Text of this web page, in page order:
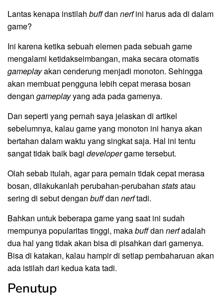
Lantas kenapa instilah buffdan nerfini harus ada di dalam
game?
Ini karena ketika sebuah elemen pada sebuah game
mengalami ketidakseimbangan, maka secara otomatis
gameplayakan cenderung menjadi monoton. Sehingga
akan membuat pengguna lebih cepat merasa bosan
dengan gameplayyang ada pada gamenya.
Dan seperti yang pernah saya jelaskan di artikel
sebelumnya, kalau game yang monoton ini hanya akan
bertahan dalam waktu yang singkat saja. Hal ini tentu
sangat tidak baik bagi developergame tersebut.
Olah sebab itulah, agar para pemain tidak cepat merasa
bosan, dilakukanlah perubahan-perubahan statsatau
sering di sebut dengan buffdan nerftadi.
Bahkan untuk beberapa game yang saat ini sudah
mempunya popularitas tinggi, makabuffdan nerfadalah
dua hal yang tidak akan bisa di pisahkan dari gamenya.
Bisa di katakan, kalau hampir di setiap pembaharuan akan
ada istilah dari kedua kata tadi.
Penutup